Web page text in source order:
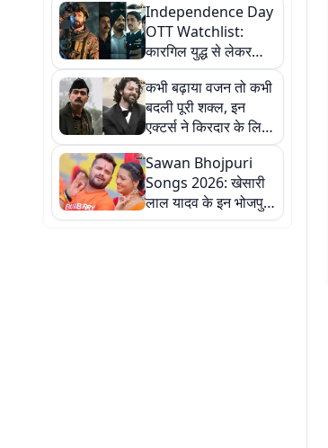
लेकर खोले कई राज
Independence Day
OTT Watchlist:
कारगिल युद्ध से लेकर
जासूसी थ्रिलर तक, इस
स्वतंत्रता दिवस OTT पर
जरूर देखें ये 6 देशभक्ति
फिल्में
कभी बढ़ाया वजन तो कभी
बदली पूरी शक्ल, इन
एक्टर्स ने किरदार के लिए
किया गजब ट्रांसफॉर्मेशन
Sawan Bhojpuri
Songs 2026: खेसारी
लाल यादव के इन भोजपुरी
गानों से गूंज रहा सावन,